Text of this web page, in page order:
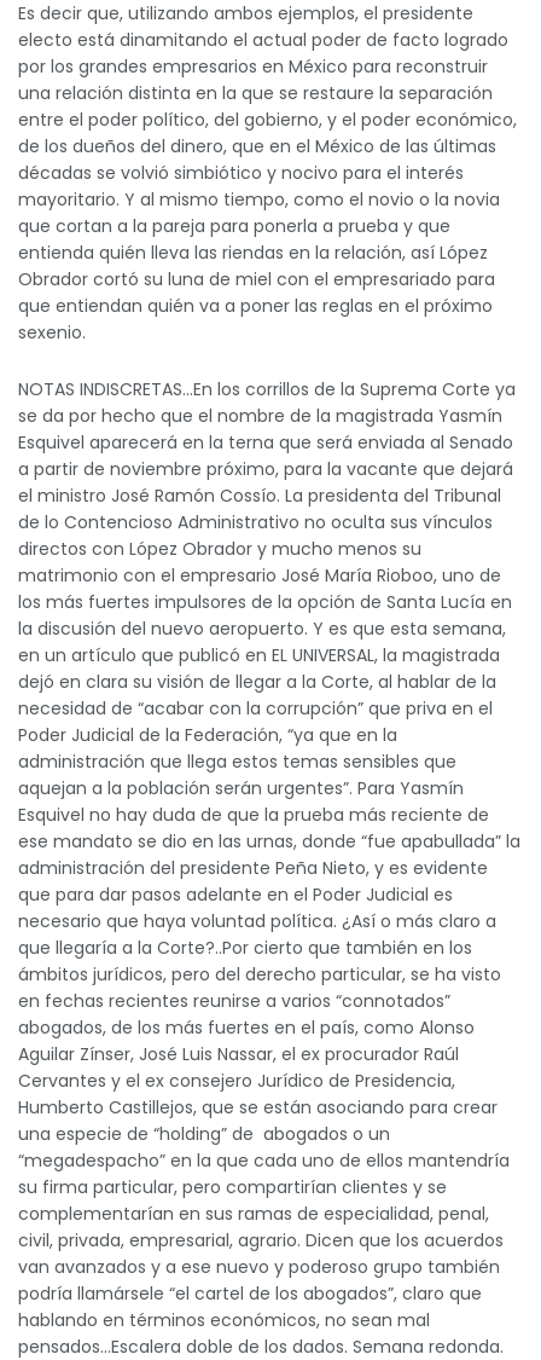
Es decir que, utilizando ambos ejemplos, el presidente
electo está dinamitando el actual poder de facto logrado
por los grandes empresarios en México para reconstruir
una relación distinta en la que se restaure la separación
entre el poder político, del gobierno, y el poder económico,
de los dueños del dinero, que en el México de las últimas
décadas se volvió simbiótico y nocivo para el interés
mayoritario. Y al mismo tiempo, como el novio o la novia
que cortan a la pareja para ponerla a prueba y que
entienda quién lleva las riendas en la relación, así López
Obrador cortó su luna de miel con el empresariado para
que entiendan quién va a poner las reglas en el próximo
sexenio.
NOTAS INDISCRETAS…En los corrillos de la Suprema Corte ya
se da por hecho que el nombre de la magistrada Yasmín
Esquivel aparecerá en la terna que será enviada al Senado
a partir de noviembre próximo, para la vacante que dejará
el ministro José Ramón Cossío. La presidenta del Tribunal
de lo Contencioso Administrativo no oculta sus vínculos
directos con López Obrador y mucho menos su
matrimonio con el empresario José María Rioboo, uno de
los más fuertes impulsores de la opción de Santa Lucía en
la discusión del nuevo aeropuerto. Y es que esta semana,
en un artículo que publicó en EL UNIVERSAL, la magistrada
dejó en clara su visión de llegar a la Corte, al hablar de la
necesidad de “acabar con la corrupción” que priva en el
Poder Judicial de la Federación, “ya que en la
administración que llega estos temas sensibles que
aquejan a la población serán urgentes”. Para Yasmín
Esquivel no hay duda de que la prueba más reciente de
ese mandato se dio en las urnas, donde “fue apabullada” la
administración del presidente Peña Nieto, y es evidente
que para dar pasos adelante en el Poder Judicial es
necesario que haya voluntad política. ¿Así o más claro a
que llegaría a la Corte?..Por cierto que también en los
ámbitos jurídicos, pero del derecho particular, se ha visto
en fechas recientes reunirse a varios “connotados”
abogados, de los más fuertes en el país, como Alonso
Aguilar Zínser, José Luis Nassar, el ex procurador Raúl
Cervantes y el ex consejero Jurídico de Presidencia,
Humberto Castillejos, que se están asociando para crear
una especie de “holding” de abogados o un
“megadespacho” en la que cada uno de ellos mantendría
su firma particular, pero compartirían clientes y se
complementarían en sus ramas de especialidad, penal,
civil, privada, empresarial, agrario. Dicen que los acuerdos
van avanzados y a ese nuevo y poderoso grupo también
podría llamársele “el cartel de los abogados”, claro que
hablando en términos económicos, no sean mal
pensados…Escalera doble de los dados. Semana redonda.